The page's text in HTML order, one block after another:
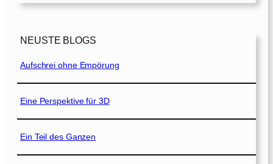
NEUSTE BLOGS
Aufschrei ohne Empörung
Eine Perspektive für 3D
Ein Teil des Ganzen